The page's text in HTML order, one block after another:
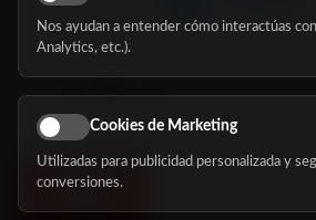
Síguenos
Nos ayudan a entender cómo interactúas
Analytics, etc.).
Cookies de Marketing
Utilizadas para publicidad personalizada y
conversiones.